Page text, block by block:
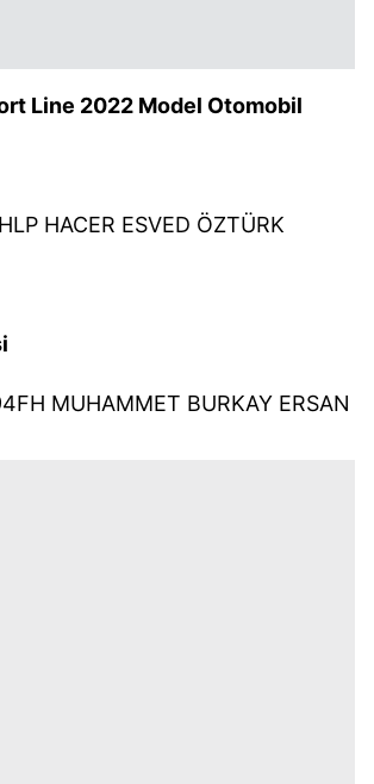
Line 2022 Model Otomobil
HACER ESVED ÖZTÜRK
MUHAMMET BURKAY ERSAN